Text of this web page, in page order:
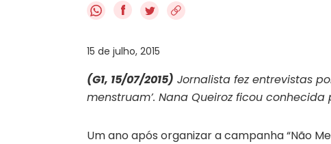
f
15 de julho, 2015
(G1, 15/07/2015) Jornalista fez entrevistas
menstruam’. Nana Queiroz ficou
Um ano após organizar a campanha “Não